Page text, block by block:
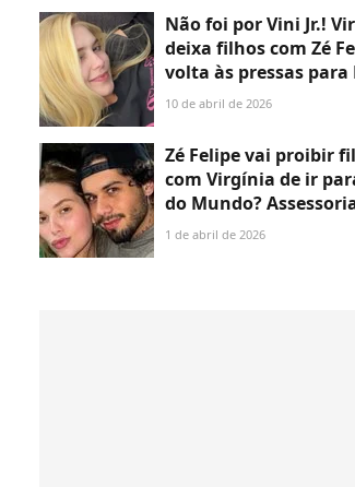
Não foi por Vini Jr.!
deixa filhos com Zé
volta às pressas para
após 24h no Brasil
10 de abril de 2026
Zé Felipe vai proibir
com Virgínia de ir
do Mundo?
pronuncia sobre nova
1 de abril de 2026